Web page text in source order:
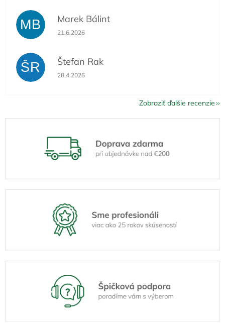
MB Marek Bálint
Hodnotenie obchodu je 5 z 5 hviezdičiek.
21.6.2026
ŠR Štefan Rak
Hodnotenie obchodu je 5 z 5 hviezdičiek.
28.4.2026
Zobraziť ďalšie recenzie